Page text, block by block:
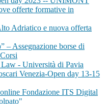
offerte formative in
Adriatico e nuova offerta
– Assegnazione borse di
- Università di Pavia
Venezia-Open day 13-15
Fondazione ITS Digital